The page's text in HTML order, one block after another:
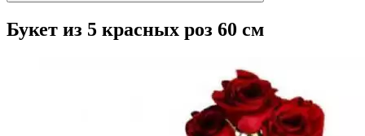
Букет из 5 красных роз 60 см